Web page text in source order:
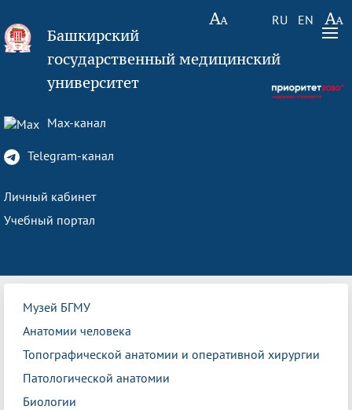
RU EN
Башкирский
государственный медицинский
университет
Max-канал
Telegram-канал
Личный кабинет
Учебный портал
Музей БГМУ
Анатомии человека
Топографической анатомии и оперативной хирургии
Патологической анатомии
Биологии